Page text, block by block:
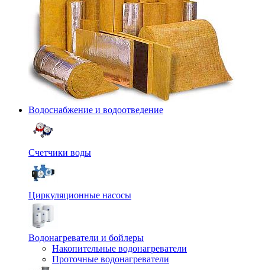
Водоснабжение и водоотведение
Счетчики воды
Циркуляционные насосы
Водонагреватели и бойлеры
Накопительные водонагреватели
Проточные водонагреватели